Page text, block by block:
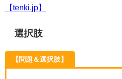
【tenki.jp】
選択肢
【問題＆選択肢】